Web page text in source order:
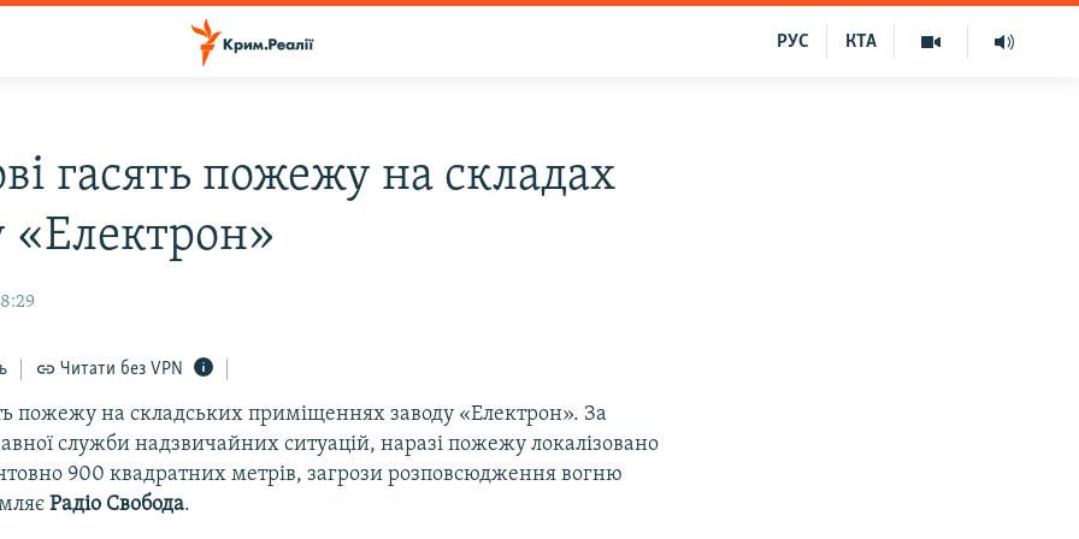
КТА
РУС
гасять пожежу на складах
«Електрон»
Читати без VPN
пожежу на складських приміщеннях заводу «Електрон». За
служби надзвичайних ситуацій, наразі пожежу локалізовано
900 квадратних метрів, загрози розповсюдження вогню
Радіо Свобода.